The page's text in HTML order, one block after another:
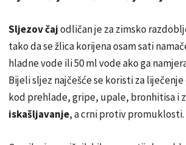
Sljezov čajodličan je za zimsko
tako da se žlica korijena osam sati
hladne vode ili 50 ml vode ako ga
Bijeli sljez najčešće se koristi za
kod prehlade, gripe, upale, bronhitisa i
iskašljavanje, a crni protiv promuklosti.